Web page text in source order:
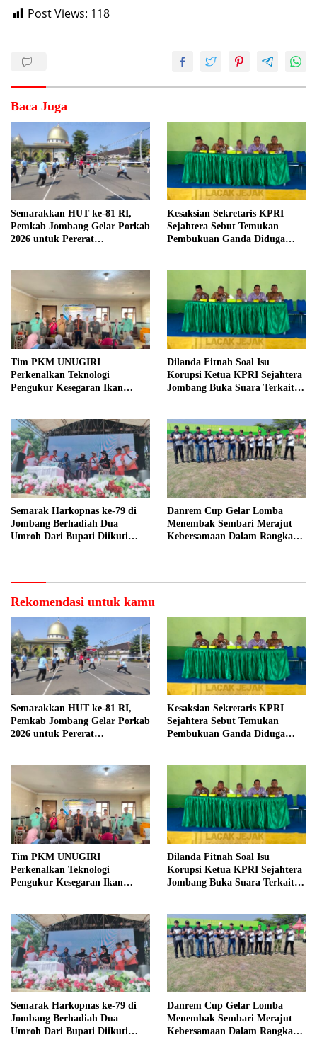
Post Views: 118
Baca Juga
Semarakkan HUT ke-81 RI,
Pemkab Jombang Gelar Porkab
2026 untuk Pererat
Kesaksian Sekretaris KPRI
Sejahtera Sebut Temukan
Pembukuan Ganda Diduga
Tim PKM UNUGIRI
Perkenalkan Teknologi
Pengukur Kesegaran Ikan
Dilanda Fitnah Soal Isu
Korupsi Ketua KPRI Sejahtera
Jombang Buka Suara Terkait
Semarak Harkopnas ke-79 di
Jombang Berhadiah Dua
Umroh Dari Bupati Diikuti
Danrem Cup Gelar Lomba
Menembak Sembari Merajut
Kebersamaan Dalam Rangka
Rekomendasi untuk kamu
Semarakkan HUT ke-81 RI,
Pemkab Jombang Gelar Porkab
2026 untuk Pererat
Kesaksian Sekretaris KPRI
Sejahtera Sebut Temukan
Pembukuan Ganda Diduga
Tim PKM UNUGIRI
Perkenalkan Teknologi
Pengukur Kesegaran Ikan
Dilanda Fitnah Soal Isu
Korupsi Ketua KPRI Sejahtera
Jombang Buka Suara Terkait
Semarak Harkopnas ke-79 di
Jombang Berhadiah Dua
Umroh Dari Bupati Diikuti
Danrem Cup Gelar Lomba
Menembak Sembari Merajut
Kebersamaan Dalam Rangka